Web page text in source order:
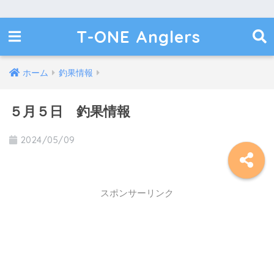
T-ONE Anglers
ホーム 釣果情報
５月５日 釣果情報
2024/05/09
スポンサーリンク